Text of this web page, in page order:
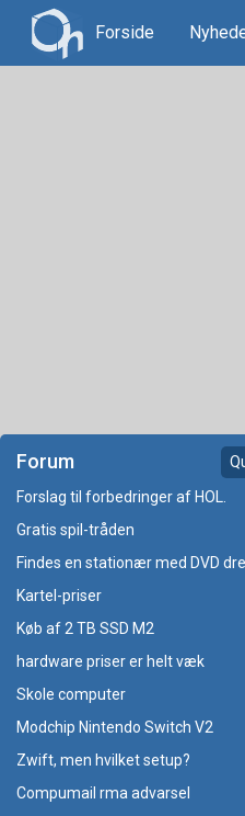
Forside
Forum
Forslag til forbedringer af HOL.
Gratis spil-tråden
Findes en stationær med DVD
Kartel-priser
Køb af 2 TB SSD M2
hardware priser er helt væk
Skole computer
Modchip Nintendo Switch V2
Zwift, men hvilket setup?
Compumail rma advarsel